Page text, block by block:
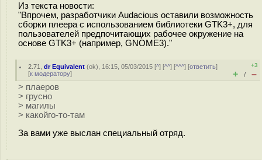
Из текста новости:
"Впрочем, разработчики Audacious оставили возможность
сборки плеера с использованием библиотеки GTK3+, для
пользователей предпочитающих рабочее окружение на
основе GTK3+ (например, GNOME3)."
2.71 ,dr Equivalent (ok), 16:15, 05/03/2015 [^] [^^] [^^^] [ответить]
[к модератору]
+3
+ / –
> плаеров
> грусно
> магилы
> какойго-то-там
За вами уже выслан специальный отряд.